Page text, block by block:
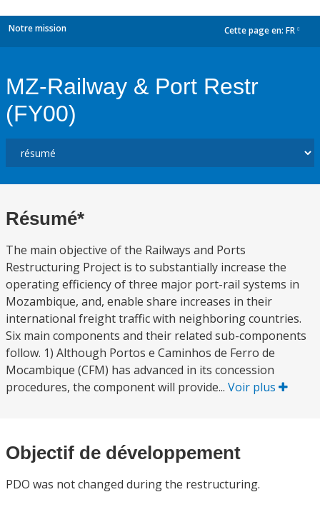
Notre mission Cette page en: FR
MZ-Railway & Port Restr
(FY00)
Résumé*
The main objective of the Railways and Ports
Restructuring Project is to substantially increase the
operating efficiency of three major port-rail systems in
Mozambique, and, enable share increases in their
international freight traffic with neighboring countries.
Six main components and their related sub-components
follow. 1) Although Portos e Caminhos de Ferro de
Mocambique (CFM) has advanced in its concession
procedures, the component will provide... Voir plus
Objectif de développement
PDO was not changed during the restructuring.